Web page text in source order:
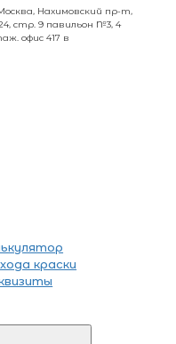
Нахимовский пр-т,
стр. 9 павильон №3, 4
офис 417 в
краски